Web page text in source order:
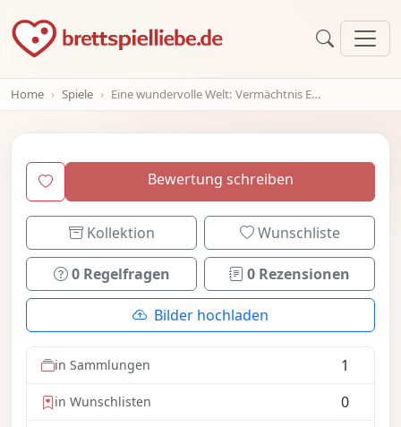
Home Spiele Eine wundervolle Welt: Vermächtnis Edition
Bewertung schreiben
Kollektion Wunschliste
0 Regelfragen 0 Rezensionen
Bilder hochladen
in Sammlungen 1
in Wunschlisten 0